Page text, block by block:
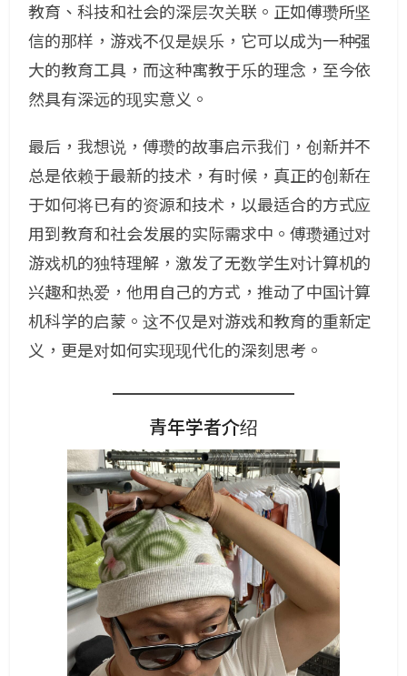
教育、科技和社会的深层次关联。正如傅瓒所坚
信的那样，游戏不仅是娱乐，它可以成为一种强
大的教育工具，而这种寓教于乐的理念，至今依
然具有深远的现实意义。
最后，我想说，傅瓒的故事启示我们，创新并不
总是依赖于最新的技术，有时候，真正的创新在
于如何将已有的资源和技术，以最适合的方式应
用到教育和社会发展的实际需求中。傅瓒通过对
游戏机的独特理解，激发了无数学生对计算机的
兴趣和热爱，他用自己的方式，推动了中国计算
机科学的启蒙。这不仅是对游戏和教育的重新定
义，更是对如何实现现代化的深刻思考。
青年学者介绍